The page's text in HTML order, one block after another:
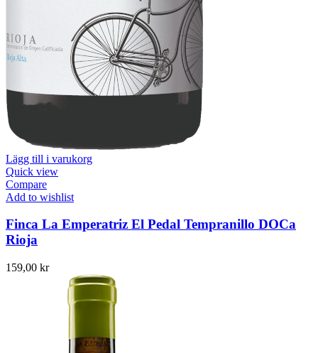
Lägg till i varukorg
Quick view
Compare
Add to wishlist
Finca La Emperatriz El Pedal Tempranillo DOCa
Rioja
159,00 kr